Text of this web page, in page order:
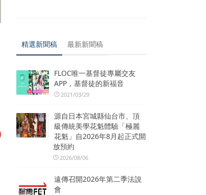
精選新聞稿 最新新聞稿
FLOC唯一基督徒專屬交友
APP，基督徒的新福音
2021/03/29
源自日本宮城縣仙台市、頂
級傳統美學花魁體驗「極麗
花魁」自2026年8月起正式開
放預約
2026/08/06
遠傳召開2026年第二季法說
會